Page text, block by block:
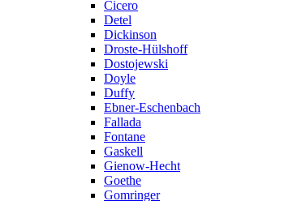
Cicero
Detel
Dickinson
Droste-Hülshoff
Dostojewski
Doyle
Duffy
Ebner-Eschenbach
Fallada
Fontane
Gaskell
Gienow-Hecht
Goethe
Gomringer